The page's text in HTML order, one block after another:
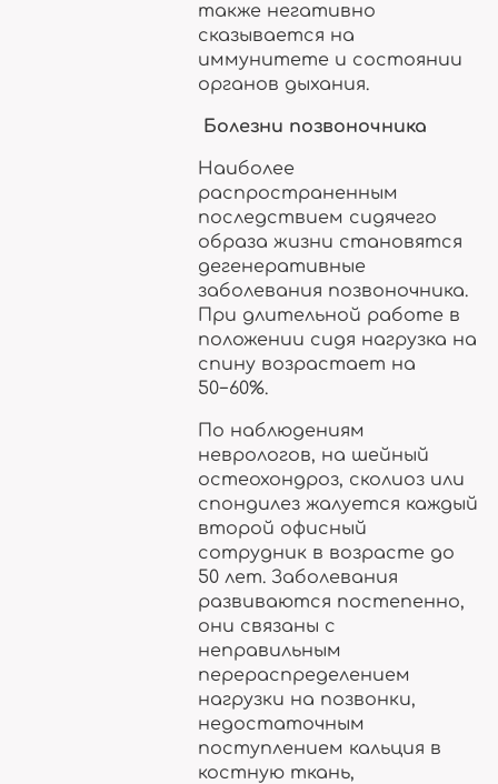
также негативно
сказывается на
иммунитете и состоянии
органов дыхания.
Болезни позвоночника
Наиболее
распространенным
последствием сидячего
образа жизни становятся
дегенеративные
заболевания позвоночника.
При длительной работе в
положении сидя нагрузка на
спину возрастает на
50−60%.
По наблюдениям
неврологов, на шейный
остеохондроз, сколиоз или
спондилез жалуется каждый
второй офисный
сотрудник в возрасте до
50 лет. Заболевания
развиваются постепенно,
они связаны с
неправильным
перераспределением
нагрузки на позвонки,
недостаточным
поступлением кальция в
костную ткань,